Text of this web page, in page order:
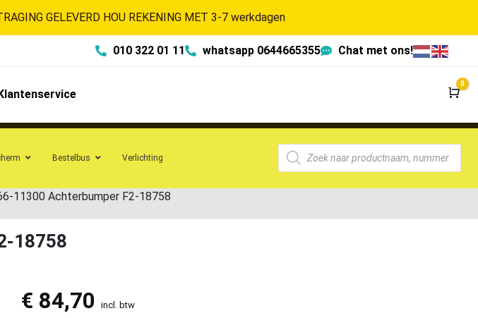
GELEVERD HOU REKENING MET 3-7 werkdagen
010 322 01 11 whatsapp 0644665355 Chat met ons!
Klantenservice
0
Bestelbus Verlichting
11300 Achterbumper F2-18758
18758
€ 84,70 incl. btw